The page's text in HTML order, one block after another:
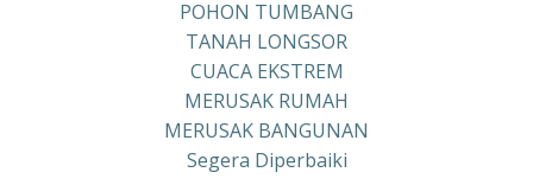
POHON TUMBANG
TANAH LONGSOR
CUACA EKSTREM
MERUSAK RUMAH
MERUSAK BANGUNAN
Segera Diperbaiki